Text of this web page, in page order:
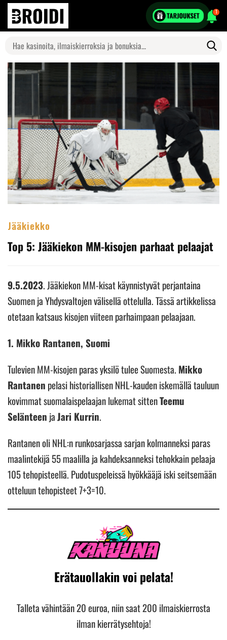
1
Search
for:
Jääkiekko
Top 5: Jääkiekon MM-kisojen parhaat pelaajat
9.5.2023. Jääkiekon MM-kisat käynnistyvät perjantaina
Suomen ja Yhdysvaltojen välisellä ottelulla. Tässä artikkelissa
otetaan katsaus kisojen viiteen parhaimpaan pelaajaan.
1. Mikko Rantanen, Suomi
Tulevien MM-kisojen paras yksilö tulee Suomesta. Mikko
Rantanen pelasi historiallisen NHL-kauden iskemällä tauluun
kovimmat suomalaispelaajan lukemat sittenTeemu
Selänteen jaJari Kurrin.
Rantanen oli NHL:n runkosarjassa sarjan kolmanneksi paras
maalintekijä 55 maalilla ja kahdeksanneksi tehokkain pelaaja
105 tehopisteellä. Pudotuspeleissä hyökkääjä iski seitsemään
otteluun tehopisteet 7+3=10.
Erätauollakin voi pelata!
Talleta vähintään 20 euroa, niin saat 200 ilmaiskierrosta
ilman kierrätysehtoja!